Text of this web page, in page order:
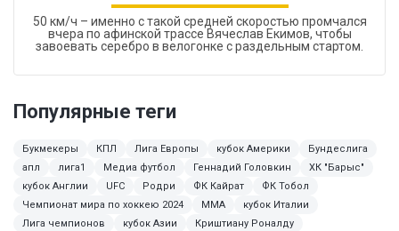
50 км/ч – именно с такой средней скоростью промчался
вчера по афинской трассе Вячеслав Екимов, чтобы
завоевать серебро в велогонке с раздельным стартом.
Популярные теги
Букмекеры КПЛ Лига Европы кубок Америки
Бундеслига
апл
лига1 Медиа футбол Геннадий Головкин
ХК "Барыс"
кубок Англии
UFC Родри ФК Кайрат
ФК Тобол
Чемпионат мира по хоккею 2024
MMA
кубок Италии
Лига чемпионов
кубок Азии
Криштиану Роналду